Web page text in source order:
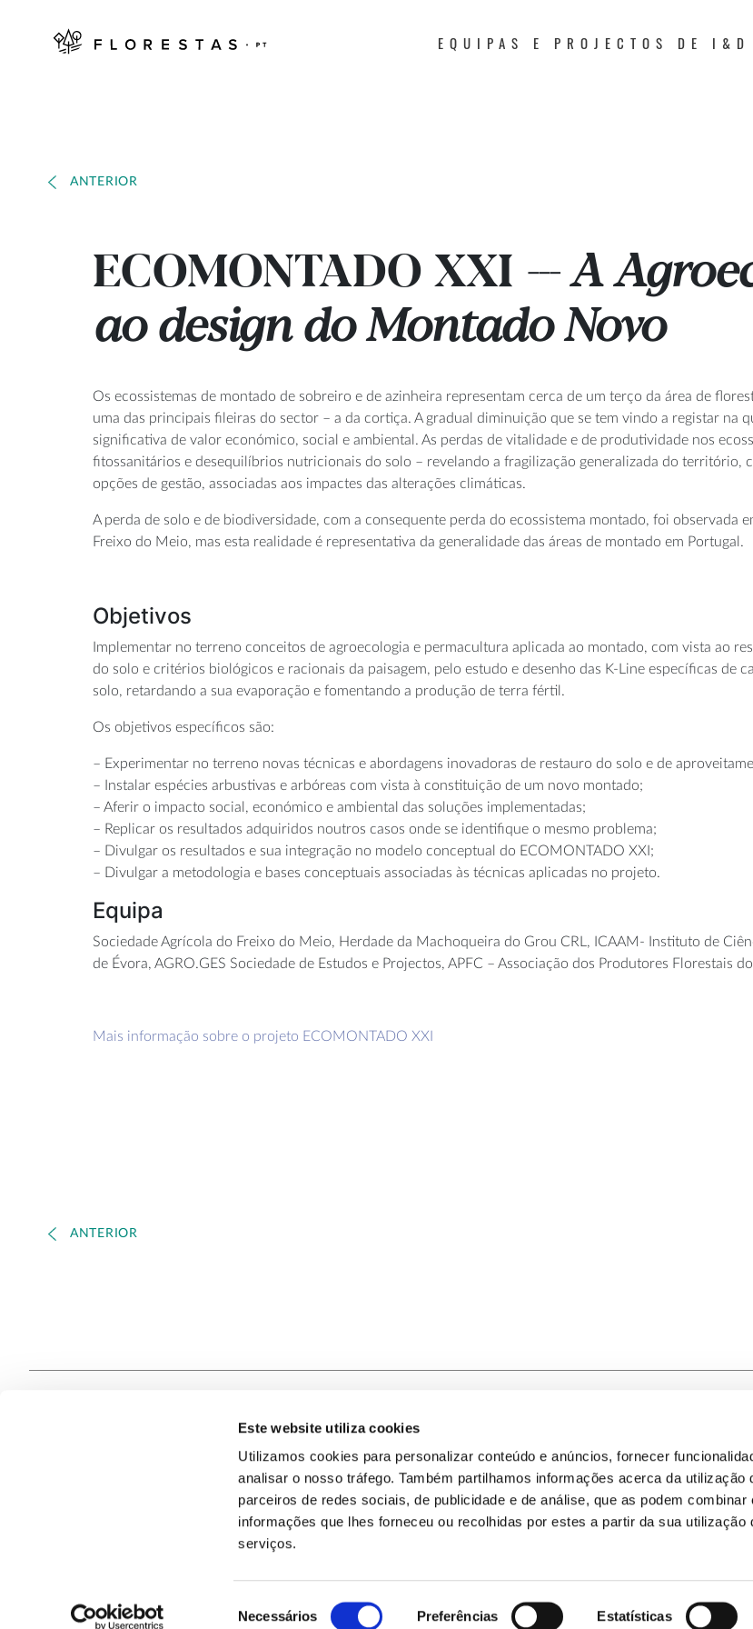
Este website utiliza cookies
Utilizamos cookies para personalizar conteúdo e anúncios, fornecer
analisar o nosso tráfego. Também partilhamos informações acerca da utilização
parceiros de redes sociais, de publicidade e de análise, que as podem combinar
informações que lhes forneceu ou recolhidas por estes a partir da sua utilização
serviços.
Necessários Preferências Estatísticas
EQUIPAS E PROJECTOS DE I&D
ANTERIOR
ECOMONTADO XXI --- A
ao design do Montado Novo
Os ecossistemas de montado de sobreiro e de azinheira representam cerca de um terço da área de
uma das principais fileiras do sector – a da cortiça. A gradual diminuição que se tem vindo a registar na
significativa de valor económico, social e ambiental. As perdas de vitalidade e de produtividade nos
fitossanitários e desequilíbrios nutricionais do solo – revelando a fragilização generalizada do território,
opções de gestão, associadas aos impactes das alterações climáticas.
A perda de solo e de biodiversidade, com a consequente perda do ecossistema montado, foi observada
Freixo do Meio, mas esta realidade é representativa da generalidade das áreas de montado em Portugal.
Objetivos
Implementar no terreno conceitos de agroecologia e permacultura aplicada ao montado, com vista ao
do solo e critérios biológicos e racionais da paisagem, pelo estudo e desenho das K-Line específicas de
solo, retardando a sua evaporação e fomentando a produção de terra fértil.
Os objetivos específicos são:
– Experimentar no terreno novas técnicas e abordagens inovadoras de restauro do solo e de
– Instalar espécies arbustivas e arbóreas com vista à constituição de um novo montado;
– Aferir o impacto social, económico e ambiental das soluções implementadas;
– Replicar os resultados adquiridos noutros casos onde se identifique o mesmo problema;
– Divulgar os resultados e sua integração no modelo conceptual do ECOMONTADO XXI;
– Divulgar a metodologia e bases conceptuais associadas às técnicas aplicadas no projeto.
Equipa
Sociedade Agrícola do Freixo do Meio, Herdade da Machoqueira do Grou CRL, ICAAM- Instituto de
de Évora, AGRO.GES Sociedade de Estudos e Projectos, APFC – Associação dos Produtores Florestais
Mais informação sobre o projeto ECOMONTADO XXI
ANTERIOR
Contacte-nos
Quem Somos
Política de
Política de
Mapa do Site